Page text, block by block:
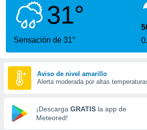
para
que se
calidad.
a este
las
y
forma
digital
basada
31°
Sensación de 31°
Aviso de nivel amarillo
Alerta moderada por altas
¡Descarga GRATIS la app de
Meteored!